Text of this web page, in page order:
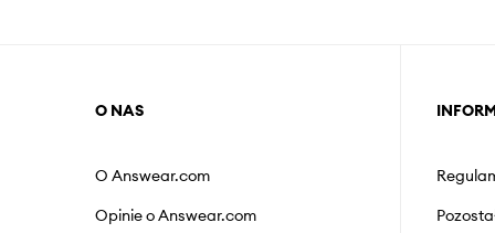
O NAS
O Answear.com
Opinie o Answear.com